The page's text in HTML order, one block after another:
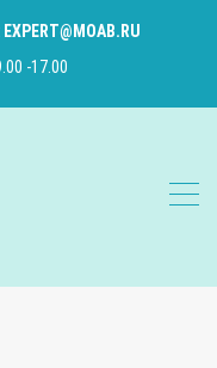
EXPERT@MOAB.RU
-17.00